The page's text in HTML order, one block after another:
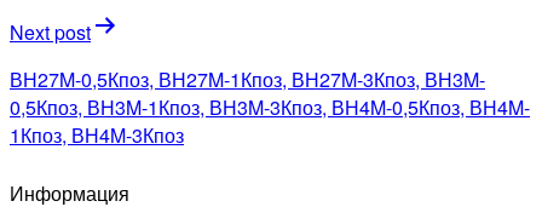
Next post
ВН27M-0,5Кпоз, ВН27M-1Кпоз, ВН27M-3Кпоз, ВН3M-
0,5Кпоз, ВН3M-1Кпоз, ВН3M-3Кпоз, ВН4M-0,5Кпоз, ВН4M-
1Кпоз, ВН4M-3Кпоз
Информация